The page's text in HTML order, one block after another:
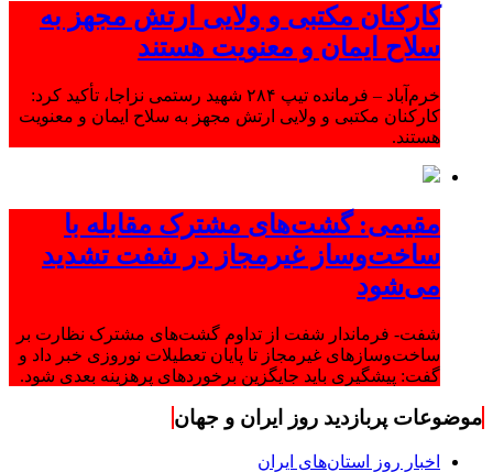
کارکنان مکتبی و ولایی ارتش مجهز به
سلاح ایمان و معنویت هستند
خرم‌آباد – فرمانده تیپ ۲۸۴ شهید رستمی نزاجا، تأکید کرد:
کارکنان مکتبی و ولایی ارتش مجهز به سلاح ایمان و معنویت
هستند.
مقیمی: گشت‌های مشترک مقابله با
ساخت‌وساز غیرمجاز در شفت تشدید
می‌شود
شفت- فرماندار شفت از تداوم گشت‌های مشترک نظارت بر
ساخت‌وسازهای غیرمجاز تا پایان تعطیلات نوروزی خبر داد و
گفت: پیشگیری باید جایگزین برخوردهای پرهزینه بعدی شود.
موضوعات پربازدید روز ایران و جهان
اخبار روز استان‌های ایران